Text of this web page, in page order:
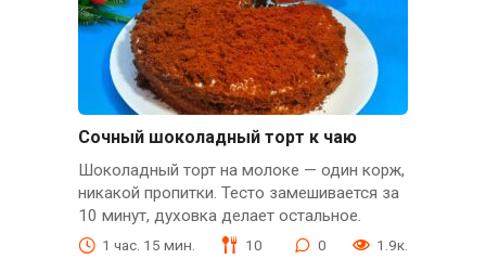
Сочный шоколадный торт к чаю
Шоколадный торт на молоке — один корж,
никакой пропитки. Тесто замешивается за
10 минут, духовка делает остальное.
1 час. 15 мин. 10 0 1.9к.